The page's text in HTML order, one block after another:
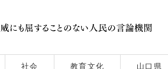
社会 教育文化 山口県